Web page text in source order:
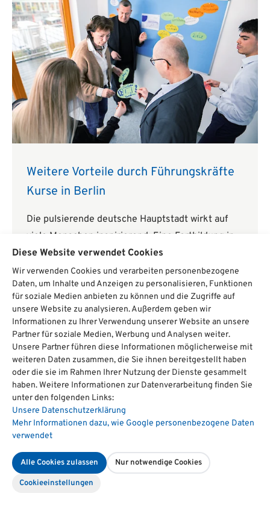
Weitere Vorteile durch Führungskräfte
Kurse in Berlin
Die pulsierende deutsche Hauptstadt wirkt auf
viele Menschen inspirierend. Eine Fortbildung in
Berlin wird sie persönlich und beruflich
voranbringen. Der fachliche Input durch unsere
hoch qualifizierten Trainer und der
Erfahrungsaustausch mit den anderen
Kursteilnehmern eröffnet neue Perspektiven.
Wenn Sie als Arbeitgeber Ihren Mitarbeitern eine
Fortbildung in Berlin bieten, profitiert auch Ihr
Unternehmen davon. Denn Mitarbeiter kehren
erfahrungsgemäß nach einem Training motivierter
an ihren Arbeitsplatz zurück. Sie können das
Gelernte effektiv im Arbeitsalltag umsetzen.
Zudem stärkt eine Fortbildung die Bindung der
Mitarbeiter an die Firma.
Fazit: Seminare in Berlin sind eine Investition in
den Einzelnen und nicht zuletzt auch in die
Diese Website verwendet Cookies
Wir verwenden Cookies und verarbeiten personenbezogene
Daten, um Inhalte und Anzeigen zu personalisieren, Funktionen
für soziale Medien anbieten zu können und die Zugriffe auf
unsere Website zu analysieren. Außerdem geben wir
Informationen zu Ihrer Verwendung unserer Website an unsere
Partner für soziale Medien, Werbung und Analysen weiter.
Unsere Partner führen diese Informationen möglicherweise mit
weiteren Daten zusammen, die Sie ihnen bereitgestellt haben
oder die sie im Rahmen Ihrer Nutzung der Dienste gesammelt
haben. Weitere Informationen zur Datenverarbeitung finden Sie
unter den folgenden Links:
Unsere Datenschutzerklärung
Mehr Informationen dazu, wie Google personenbezogene Daten
verwendet
Alle Cookies zulassen Nur notwendige Cookies
Cookie­einstellungen